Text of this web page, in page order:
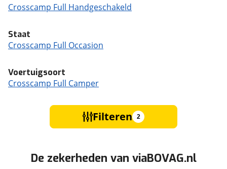
Crosscamp Full Handgeschakeld
Staat
Crosscamp Full Occasion
Voertuigsoort
Crosscamp Full Camper
Filteren 2
De zekerheden van viaBOVAG.nl